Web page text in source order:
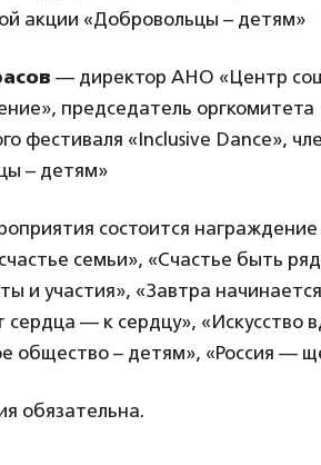
акции «Добровольцы – детям»
— директор АНО «Центр
председатель
фестиваля «Inclusive Dance»,
– детям»
состоится
семьи», «Счастье быть
и участия», «Завтра
сердца — к сердцу», «Искусство
общество – детям», «Россия —
обязательна.